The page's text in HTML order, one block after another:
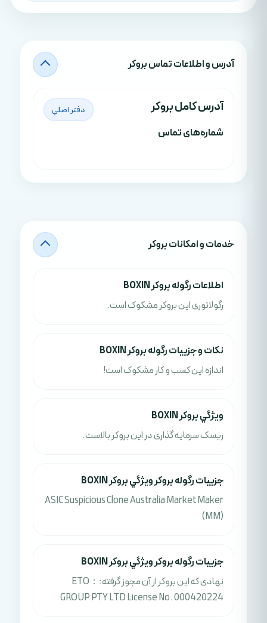
آدرس‌ و اطلاعات تماس بروکر
آدرس کامل بروکر دفتر اصلي
شماره‌های تماس
خدمات و امکانات بروکر
اطلاعات رگوله بروکر BOXIN
رگولاتوری این بروکر مشکوک است.
نکات و جزييات رگوله بروکر BOXIN
اندازه این کسب و کار مشکوک است!
ويژگي بروکر BOXIN
ریسک سرمایه گذاری در این بروکر بالاست.
جزييات رگوله بروکر ويژگي بروکر BOXIN
ASIC Suspicious Clone Australia Market Maker
(MM)
جزييات رگوله بروکر ويژگي بروکر BOXIN
نهادی که این بروکر از آن مجوز گرفته:：ETO
GROUP PTY LTD License No. 000420224